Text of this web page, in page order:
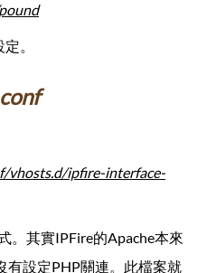
。
vhosts.d/ipfire-interface-
。其實IPFire的Apache本來
有設定PHP關連。此檔案就